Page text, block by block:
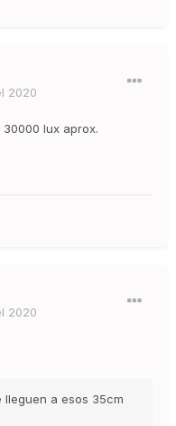
2020
lux aprox.
2020
a esos 35cm